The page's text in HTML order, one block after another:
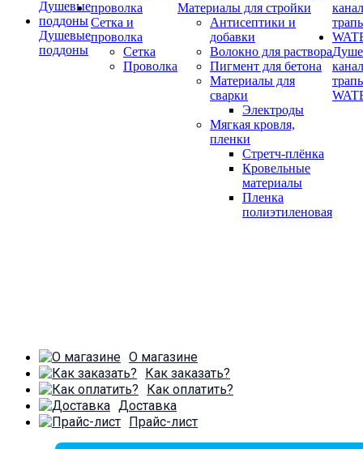
Душевые
поддоны
Сетка и
проволка
Сетка
Проволка
Материалы для стройки
Антисептики и
добавки
Волокно для раствора
Пигмент для бетона
Материалы для
сварки
Электроды
Мягкая кровля,
пленки
Стретч-плёнка
Кровельные
материалы
Пленка
полиэтиленовая
О магазине
Как заказать?
Как оплатить?
Доставка
Прайс-лист